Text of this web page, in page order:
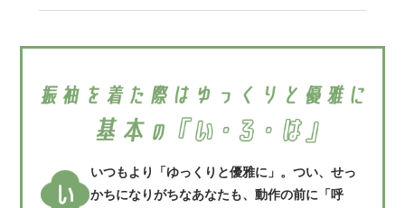
いつもより「ゆっくりと優雅に」。つい、せっ
かちになりがちなあなたも、動作の前に「呼